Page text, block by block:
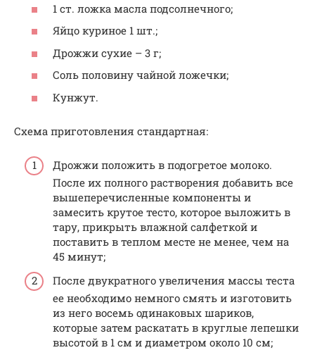
1 ст. ложка масла подсолнечного;
Яйцо куриное 1 шт.;
Дрожжи сухие – 3 г;
Соль половину чайной ложечки;
Кунжут.
Схема приготовления стандартная:
Дрожжи положить в подогретое молоко.
После их полного растворения добавить все
вышеперечисленные компоненты и
замесить крутое тесто, которое выложить в
тару, прикрыть влажной салфеткой и
поставить в теплом месте не менее, чем на
45 минут;
После двукратного увеличения массы теста
ее необходимо немного смять и изготовить
из него восемь одинаковых шариков,
которые затем раскатать в круглые лепешки
высотой в 1 см и диаметром около 10 см;